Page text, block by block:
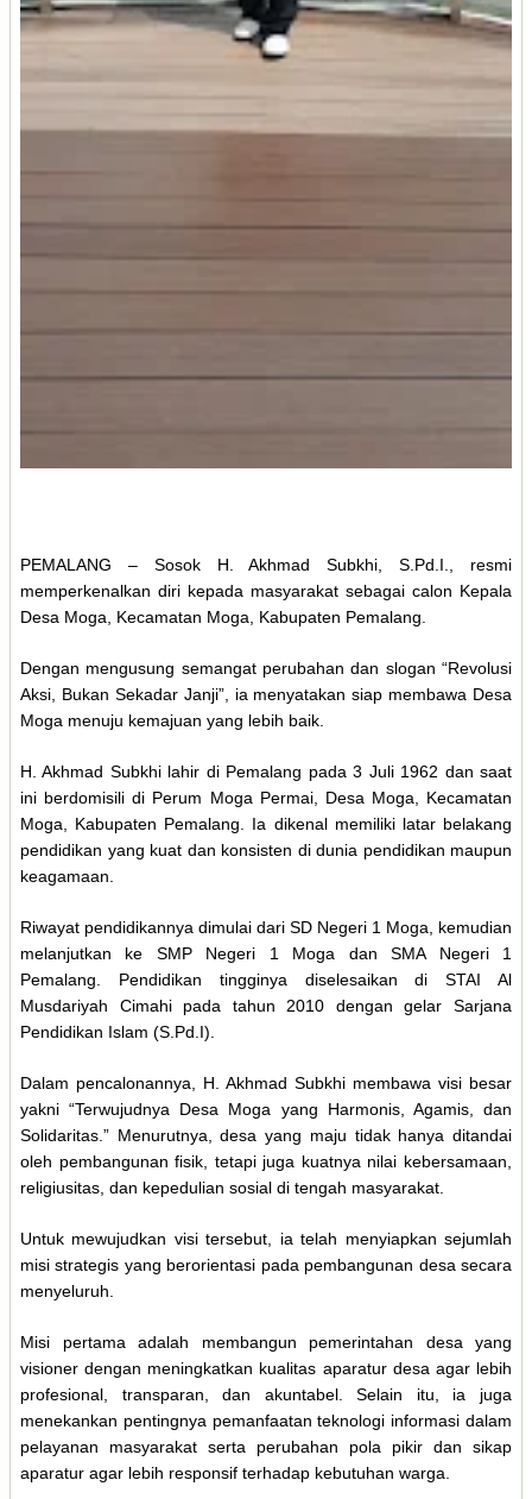
PEMALANG – Sosok H. Akhmad Subkhi, S.Pd.I., resmi
memperkenalkan diri kepada masyarakat sebagai calon Kepala
Desa Moga, Kecamatan Moga, Kabupaten Pemalang.
Dengan mengusung semangat perubahan dan slogan “Revolusi
Aksi, Bukan Sekadar Janji”, ia menyatakan siap membawa Desa
Moga menuju kemajuan yang lebih baik.
H. Akhmad Subkhi lahir di Pemalang pada 3 Juli 1962 dan saat
ini berdomisili di Perum Moga Permai, Desa Moga, Kecamatan
Moga, Kabupaten Pemalang. Ia dikenal memiliki latar belakang
pendidikan yang kuat dan konsisten di dunia pendidikan maupun
keagamaan.
Riwayat pendidikannya dimulai dari SD Negeri 1 Moga, kemudian
melanjutkan ke SMP Negeri 1 Moga dan SMA Negeri 1
Pemalang. Pendidikan tingginya diselesaikan di STAI Al
Musdariyah Cimahi pada tahun 2010 dengan gelar Sarjana
Pendidikan Islam (S.Pd.I).
Dalam pencalonannya, H. Akhmad Subkhi membawa visi besar
yakni “Terwujudnya Desa Moga yang Harmonis, Agamis, dan
Solidaritas.” Menurutnya, desa yang maju tidak hanya ditandai
oleh pembangunan fisik, tetapi juga kuatnya nilai kebersamaan,
religiusitas, dan kepedulian sosial di tengah masyarakat.
Untuk mewujudkan visi tersebut, ia telah menyiapkan sejumlah
misi strategis yang berorientasi pada pembangunan desa secara
menyeluruh.
Misi pertama adalah membangun pemerintahan desa yang
visioner dengan meningkatkan kualitas aparatur desa agar lebih
profesional, transparan, dan akuntabel. Selain itu, ia juga
menekankan pentingnya pemanfaatan teknologi informasi dalam
pelayanan masyarakat serta perubahan pola pikir dan sikap
aparatur agar lebih responsif terhadap kebutuhan warga.